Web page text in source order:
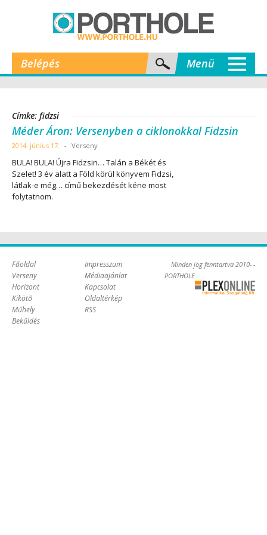
Belépés Menü
Címke: fidzsi
Méder Áron: Versenyben a ciklonokkal Fidzsin
2014. június 17. - Verseny
BULA! BULA! Újra Fidzsin… Talán a Békét és
Szelet! 3 év alatt a Föld körül könyvem Fidzsi,
látlak-e még… című bekezdését kéne most
folytatnom.
Főoldal
Verseny
Horizont
Kikötő
Műhely
Beküldés
Impresszum
Médiaajánlat
Kapcsolat
Oldaltérkép
RSS
Minden jog fenntartva 2010- -
PORTHOLE
Online Kft. -